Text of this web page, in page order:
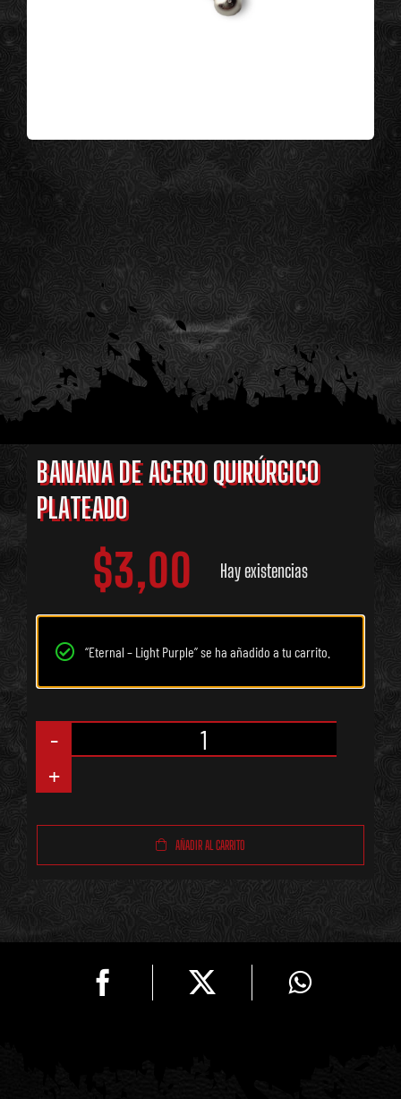
BANANA DE ACERO QUIRÚRGICO
PLATEADO
$3,00 Hay existencias
“Eternal – Light Purple” se ha añadido a tu carrito.
de
Quirúrgico
Plateado
cantidad
AÑADIR AL CARRITO